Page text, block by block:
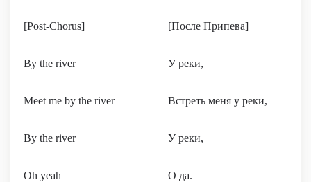
[Post-Chorus] [После Припева]
By the river У реки,
Meet me by the river Встреть меня у реки,
By the river У реки,
Oh yeah О да.